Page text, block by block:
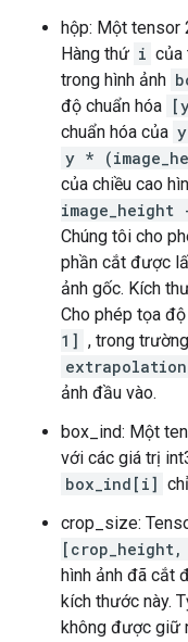
hộp: Một tensor
Hàng thứ i của
trong hình ảnh
độ chuẩn hóa
chuẩn hóa của y
y *
của chiều cao
Chúng tôi cho
phần cắt được
ảnh gốc. Kích
Cho phép tọa
1] , trong
ảnh đầu vào.
box_ind: Một
với các giá trị
box_ind[i]
crop_size:
hình ảnh đã cắt
kích thước này.
không được giữ